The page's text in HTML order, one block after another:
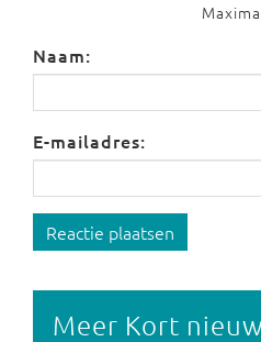
Naam:
E-mailadres:
Reactie plaatsen
Meer Kort